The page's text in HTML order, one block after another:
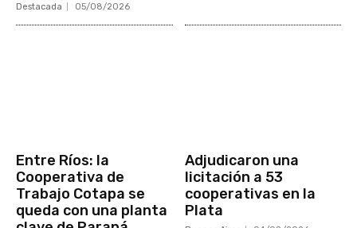
Destacada 05/08/2026
Entre Ríos: la
Cooperativa de
Trabajo Cotapa se
queda con una planta
Adjudicaron una
licitación a 53
cooperativas en la
Plata